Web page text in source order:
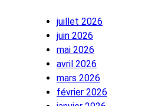
juillet 2026
juin 2026
mai 2026
avril 2026
mars 2026
février 2026